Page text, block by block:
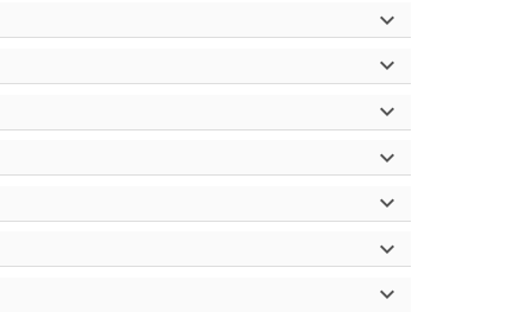






